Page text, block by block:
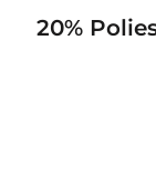
20%